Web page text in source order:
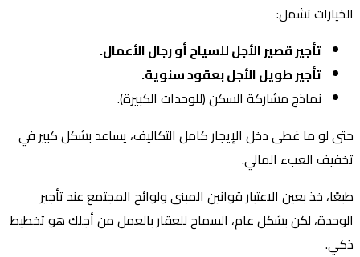
تشمل:
تأجير قصير الأجل للسياح أو رجال الأعمال.
تأجير طويل الأجل بعقود سنوية.
نماذج مشاركة السكن (للوحدات الكبيرة).
لو ما غطى دخل الإيجار كامل التكاليف، يساعد بشكل كبير في
العبء المالي.
خذ بعين الاعتبار قوانين المبنى ولوائح المجتمع عند تأجير
لكن بشكل عام، السماح للعقار بالعمل من أجلك هو تخطيط